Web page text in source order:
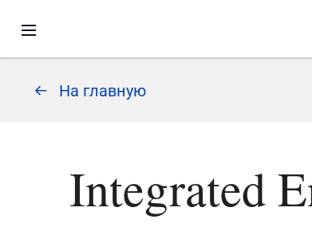
На главную
Integrated